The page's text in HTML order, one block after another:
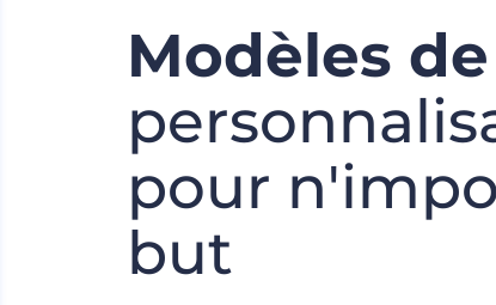
Modèles
pour
but